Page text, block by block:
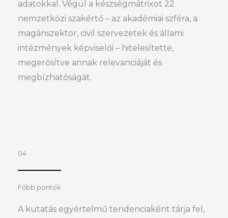
adatokkal. Végül a készségmátrixot 22
nemzetközi szakértő – az akadémiai szféra, a
magánszektor, civil szervezetek és állami
intézmények képviselői – hitelesítette,
megerősítve annak relevanciáját és
megbízhatóságát.
04
Főbb pontok
A kutatás egyértelmű tendenciaként tárja fel,